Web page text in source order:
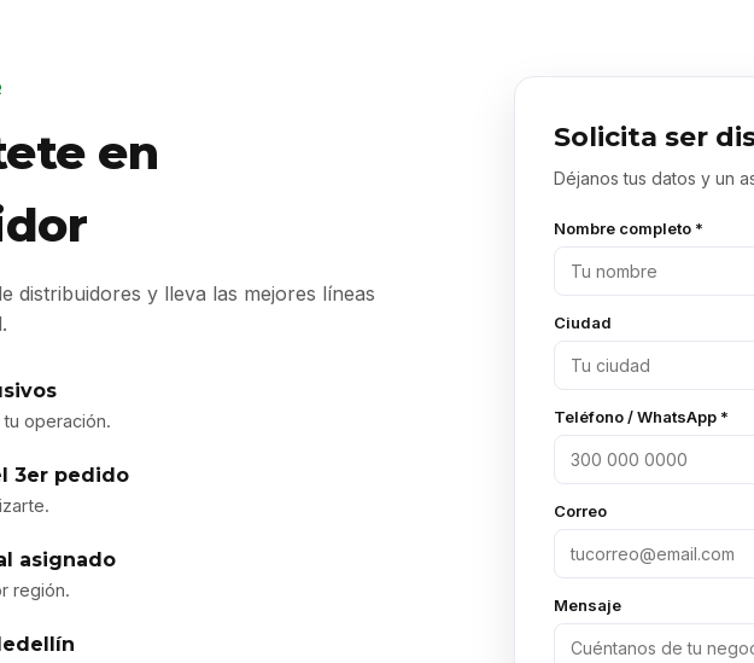
en
distribuidores y lleva las mejores líneas
operación.
3er pedido
asignado
región.
Solicita ser
Déjanos tus datos y un
Nombre completo *
Ciudad
Teléfono / WhatsApp *
Correo
Mensaje